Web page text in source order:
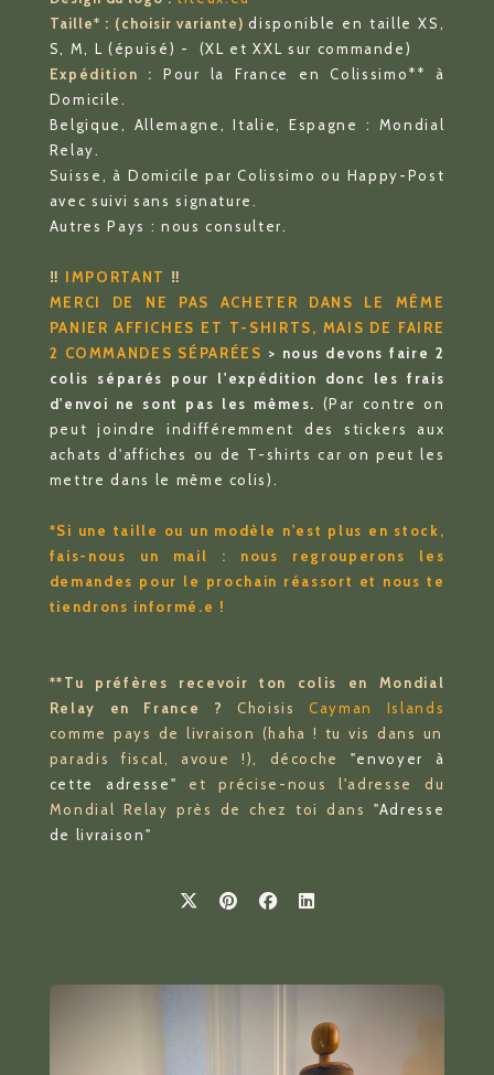
Taille* : (choisir variante)disponible en taille XS,
S, M, L (épuisé) - (XL et XXL sur commande)
Expédition :
Pour la France en Colissimo** à
Domicile.
Belgique, Allemagne, Italie, Espagne : Mondial
Relay.
Suisse, à Domicile par Colissimo ou Happy-Post
avec suivi sans signature.
Autres Pays : nous consulter.
‼️ IMPORTANT ‼️
MERCI DE NE PAS ACHETER DANS LE MÊME
PANIER AFFICHES ET T-SHIRTS, MAIS DE FAIRE
2 COMMANDES SÉPARÉES > nous devons faire 2
colis séparés pour l'expédition donc les frais
d'envoi ne sont pas les mêmes. (Par contre on
peut joindre indifféremment des stickers aux
achats d'affiches ou de T-shirts car on peut les
mettre dans le même colis).
*Si une taille ou un modèle n'est plus en stock,
fais-nous un mail : nous regrouperons les
demandes pour le prochain réassort et nous te
tiendrons informé.e !
**Tu préfères recevoir ton colis en Mondial
Relay en France ? ChoisisCayman Islands
comme pays de livraison (haha ! tu vis dans un
paradis fiscal, avoue !), décoche "envoyer à
cette adresse" et précise-nous l'adresse du
Mondial Relay près de chez toi dans "Adresse
de livraison"